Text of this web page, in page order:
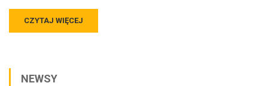
CZYTAJ WIĘCEJ
NEWSY